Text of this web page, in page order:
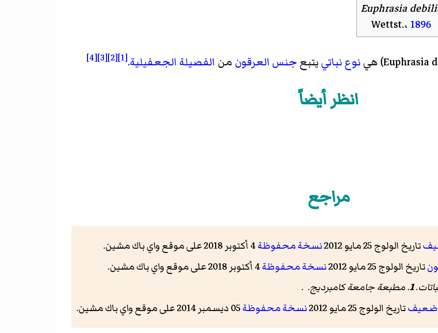
Euphrasia
Wettst.، 1896
نوع نباتييتبعجنس العرقون من الفصيلة الجعفيلية.
[1]
[2]
[3]
[4]
انظر أيضاً
مراجع
تاريخ الولوج 25 مايو 2012 نسخة محفوظة4 أكتوبر 2018 على موقع واي باك مشين.
تاريخ الولوج 25 مايو 2012 نسخة محفوظة4 أكتوبر 2018 على موقع واي باك مشين.
.
1. مطبعة جامعة كامبرديج. .
ضعيفتاريخ الولوج 25 مايو 2012 نسخة محفوظة05 ديسمبر 2014 على موقع واي باك مشين.